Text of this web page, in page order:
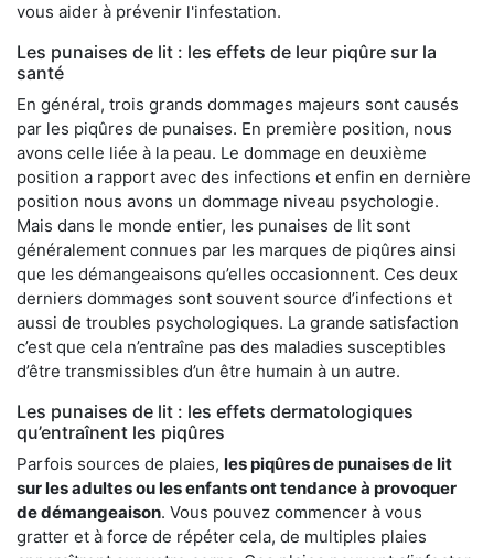
vous aider à prévenir l'infestation.
Les punaises de lit : les effets de leur piqûre sur la
santé
En général, trois grands dommages majeurs sont causés
par les piqûres de punaises. En première position, nous
avons celle liée à la peau. Le dommage en deuxième
position a rapport avec des infections et enfin en dernière
position nous avons un dommage niveau psychologie.
Mais dans le monde entier, les punaises de lit sont
généralement connues par les marques de piqûres ainsi
que les démangeaisons qu’elles occasionnent. Ces deux
derniers dommages sont souvent source d’infections et
aussi de troubles psychologiques. La grande satisfaction
c’est que cela n’entraîne pas des maladies susceptibles
d’être transmissibles d’un être humain à un autre.
Les punaises de lit : les effets dermatologiques
qu’entraînent les piqûres
Parfois sources de plaies, les piqûres de punaises de lit
sur les adultes ou les enfants ont tendance à provoquer
de démangeaison. Vous pouvez commencer à vous
gratter et à force de répéter cela, de multiples plaies